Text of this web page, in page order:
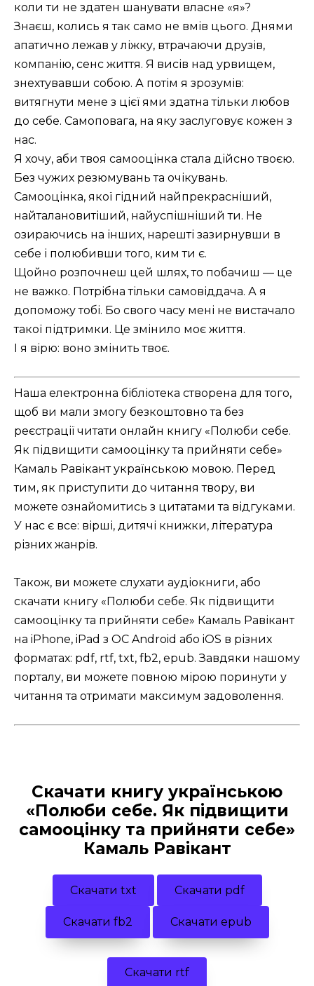
коли ти не здатен шанувати власне «я»?
Знаєш, колись я так само не вмів цього. Днями
апатично лежав у ліжку, втрачаючи друзів,
компанію, сенс життя. Я висів над урвищем,
знехтувавши собою. А потім я зрозумів:
витягнути мене з цієї ями здатна тільки любов
до себе. Самоповага, на яку заслуговує кожен з
нас.
Я хочу, аби твоя самооцінка стала дійсно твоєю.
Без чужих резюмувань та очікувань.
Самооцінка, якої гідний найпрекрасніший,
найталановитіший, найуспішніший ти. Не
озираючись на інших, нарешті зазирнувши в
себе і полюбивши того, ким ти є.
Щойно розпочнеш цей шлях, то побачиш — це
не важко. Потрібна тільки самовіддача. А я
допоможу тобі. Бо свого часу мені не вистачало
такої підтримки. Це змінило моє життя.
І я вірю: воно змінить твоє.
Наша електронна бібліотека створена для того,
щоб ви мали змогу безкоштовно та без
реєстрації читати онлайн книгу «Полюби себе.
Як підвищити самооцінку та прийняти себе»
Камаль Равікант українською мовою. Перед
тим, як приступити до читання твору, ви
можете ознайомитись з цитатами та відгуками.
У нас є все: вірші, дитячі книжки, література
різних жанрів.
Також, ви можете слухати аудіокниги, або
скачати книгу «Полюби себе. Як підвищити
самооцінку та прийняти себе» Камаль Равікант
на iPhone, iPad з ОС Android або iOS в різних
форматах: pdf, rtf, txt, fb2, epub. Завдяки нашому
порталу, ви можете повною мірою поринути у
читання та отримати максимум задоволення.
Скачати книгу українською
«Полюби себе. Як підвищити
самооцінку та прийняти себе»
Камаль Равікант
Скачати txt Скачати pdf
Скачати fb2 Скачати epub
Скачати rtf